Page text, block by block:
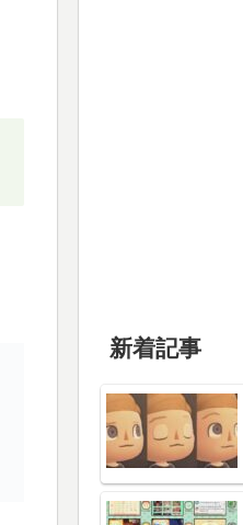
新着記事